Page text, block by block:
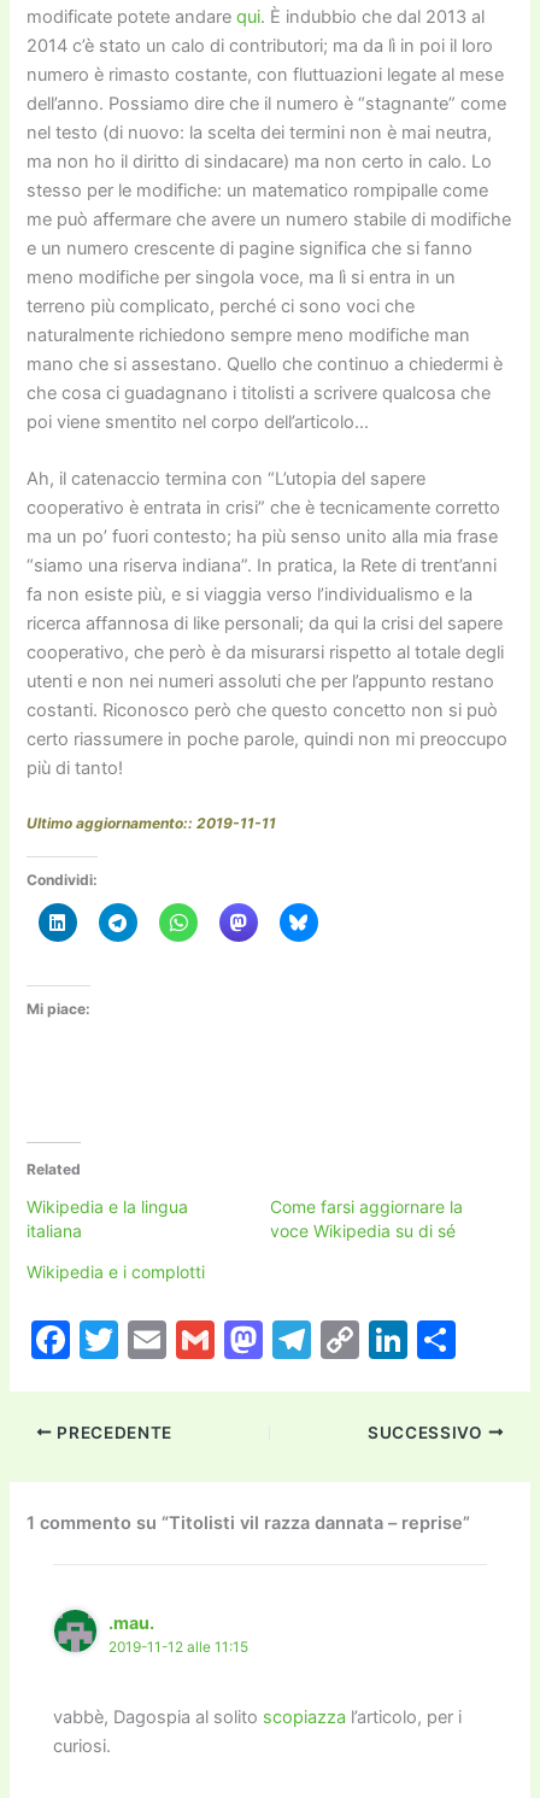
modificate potete andarequi. È indubbio che dal 2013 al
2014 c’è stato un calo di contributori; ma da lì in poi il loro
numero è rimasto costante, con fluttuazioni legate al mese
dell’anno. Possiamo dire che il numero è “stagnante” come
nel testo (di nuovo: la scelta dei termini non è mai neutra,
ma non ho il diritto di sindacare) ma non certo in calo. Lo
stesso per le modifiche: un matematico rompipalle come
me può affermare che avere un numero stabile di modifiche
e un numero crescente di pagine significa che si fanno
meno modifiche per singola voce, ma lì si entra in un
terreno più complicato, perché ci sono voci che
naturalmente richiedono sempre meno modifiche man
mano che si assestano. Quello che continuo a chiedermi è
che cosa ci guadagnano i titolisti a scrivere qualcosa che
poi viene smentito nel corpo dell’articolo…
Ah, il catenaccio termina con “L’utopia del sapere
cooperativo è entrata in crisi” che è tecnicamente corretto
ma un po’ fuori contesto; ha più senso unito alla mia frase
“siamo una riserva indiana”. In pratica, la Rete di trent’anni
fa non esiste più, e si viaggia verso l’individualismo e la
ricerca affannosa di like personali; da qui la crisi del sapere
cooperativo, che però è da misurarsi rispetto al totale degli
utenti e non nei numeri assoluti che per l’appunto restano
costanti. Riconosco però che questo concetto non si può
certo riassumere in poche parole, quindi non mi preoccupo
più di tanto!
Ultimo aggiornamento:: 2019-11-11
Condividi:
Mi piace:
Related
Wikipedia e la lingua
italiana
Come farsi aggiornare la
voce Wikipedia su di sé
Wikipedia e i complotti
F
c
e
b
o
o
k
T
itt
er
E
ai
l
G
M
d
o
n
T
a
m
C
p
y
Li
n
k
Li
k
e
dI
n
n
di
vi
di
PRECEDENTE SUCCESSIVO
1 commento su “Titolisti vil razza dannata – reprise”
.mau.
2019-11-12 alle 11:15
vabbè, Dagospia al solito scopiazza l’articolo, per i
curiosi.